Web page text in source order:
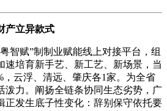
产立异款式
赋”制制业赋能线上对接平台，组
速培育新手艺、新工艺、新场景，当
，云浮、清远、肇庆各1家。为全省
泼力。阐扬全链条协同生态劣势，广
正发生底子性变化：辞别保守依托要